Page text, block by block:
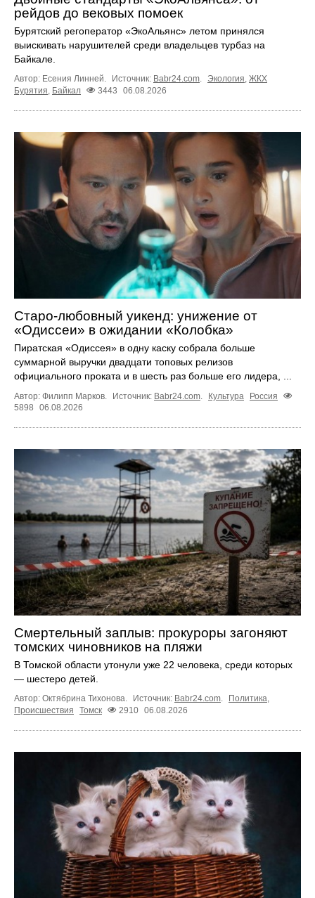
рейдов до вековых помоек
Бурятский регоператор «ЭкоАльянс» летом принялся
выискивать нарушителей среди владельцев турбаз на
Байкале.
Автор: Есения Линней. Источник: Babr24.com. Экология, ЖКХ
Бурятия, Байкал 3443 06.08.2026
Старо-любовный уикенд: унижение от
«Одиссеи» в ожидании «Колобка»
Пиратская «Одиссея» в одну каску собрала больше
суммарной выручки двадцати топовых релизов
официального проката и в шесть раз больше его лидера, ...
Автор: Филипп Марков. Источник: Babr24.com. Культура
Россия
5898
06.08.2026
Смертельный заплыв: прокуроры загоняют
томских чиновников на пляжи
В Томской области утонули уже 22 человека, среди которых
— шестеро детей.
Автор: Октябрина Тихонова. Источник: Babr24.com Политика
Происшествия
Томск 2910 06.08.2026